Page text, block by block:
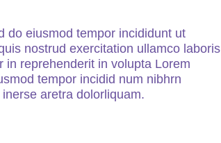
do eiusmod tempor incididunt ut
nostrud exercitation ullamco laboris
in reprehenderit in volupta Lorem
tempor incidid num nibhrn
aretra dolorliquam.